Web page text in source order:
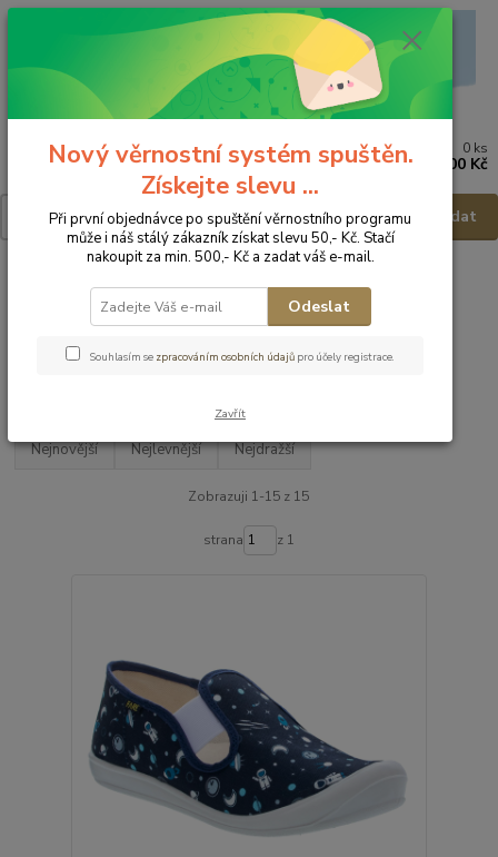
Menu
Hledat
0 ks
0,00 Kč
Obuv domácí - vel.31
Nejnovější Nejlevnější Nejdražší
Zobrazuji 1-15 z 15
strana z 1
Nový věrnostní systém spuštěn.
Získejte slevu ...
Při první objednávce po spuštění věrnostního programu
může i náš stálý zákazník získat slevu 50,- Kč. Stačí
nakoupit za min. 500,- Kč a zadat váš e-mail.
Odeslat
Souhlasím se zpracováním osobních údajů pro účely registrace.
Zavřít